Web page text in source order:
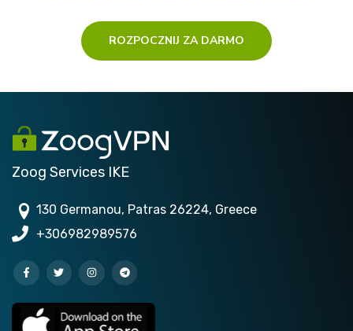
ROZPOCZNIJ ZA DARMO
Zoog Services IKE
130 Germanou, Patras 26224, Greece
+306982989576